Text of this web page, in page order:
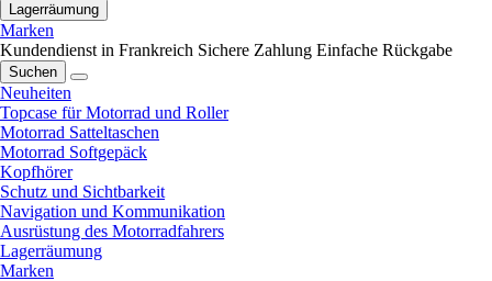
Lagerräumung
Marken
Kundendienst in Frankreich Sichere Zahlung Einfache Rückgabe
Suchen
Neuheiten
Topcase für Motorrad und Roller
Motorrad Satteltaschen
Motorrad Softgepäck
Kopfhörer
Schutz und Sichtbarkeit
Navigation und Kommunikation
Ausrüstung des Motorradfahrers
Lagerräumung
Marken